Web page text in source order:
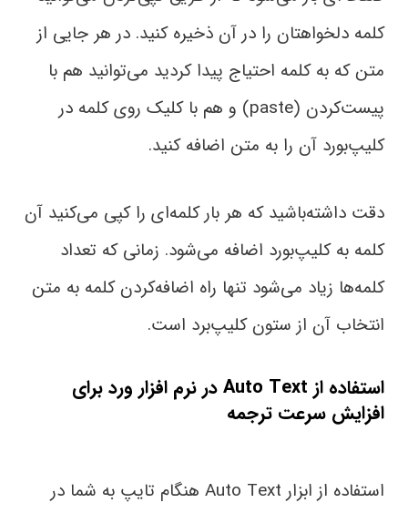
کلمه دلخواهتان را در آن ذخیره کنید. در هر جایی از
متن که به کلمه احتیاج پیدا کردید می‌توانید هم با
پیست‌کردن (paste) و هم با کلیک روی کلمه در
کلیپ‌بورد آن را به متن اضافه کنید.
دقت داشته‌باشید که هر بار کلمه‌ای را کپی می‌کنید آن
کلمه به کلیپ‌بورد اضافه می‌شود. زمانی‌ که تعداد
کلمه‌ها زیاد می‌شود تنها راه اضافه‌کردن کلمه به متن
انتخاب آن از ستون کلیپ‌برد است.
استفاده از Auto Text در نرم افزار ورد
برای
افزایش سرعت ترجمه
استفاده از ابزار Auto Text هنگام تایپ به شما در